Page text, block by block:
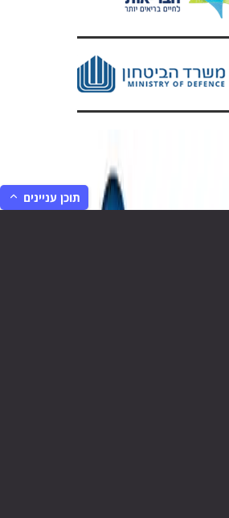
תוכן עניינים